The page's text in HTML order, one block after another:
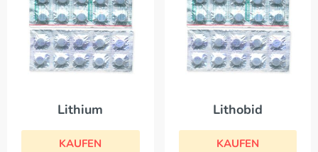
Lithium
KAUFEN
Lithobid
KAUFEN